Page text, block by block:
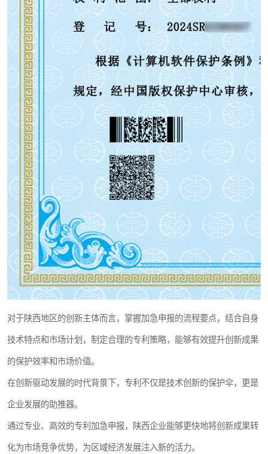
对于陕西地区的创新主体而言，掌握加急申报的流程要点，结合自身
技术特点和市场计划，制定合理的专利策略，能够有效提升创新成果
的保护效率和市场价值。
在创新驱动发展的时代背景下，专利不仅是技术创新的保护伞，更是
企业发展的助推器。
通过专业、高效的专利加急申报，陕西企业能够更快地将创新成果转
化为市场竞争优势，为区域经济发展注入新的活力。